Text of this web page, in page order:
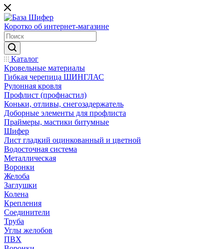
Коротко об интернет-магазине
Каталог
Кровельные материалы
Гибкая черепица ШИНГЛАС
Рулонная кровля
Профлист (профнастил)
Коньки, отливы, снегозадержатель
Доборные элементы для профлиста
Праймеры, мастики битумные
Шифер
Лист гладкий оцинкованный и цветной
Водосточная система
Металлическая
Воронки
Желоба
Заглушки
Колена
Крепления
Соединители
Труба
Углы желобов
ПВХ